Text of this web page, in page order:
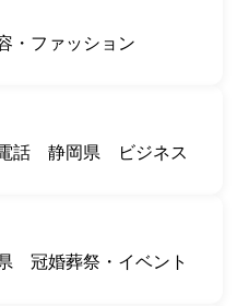
・ファッション
話 静岡県 ビジネス
冠婚葬祭・イベント